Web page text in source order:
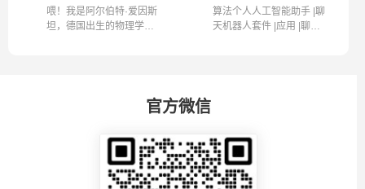
喂！我是阿尔伯特·爱因斯
坦，德国出生的物理学
算法个人人工智能助手 |聊
天机器人套件 |应用 |聊天
官方微信